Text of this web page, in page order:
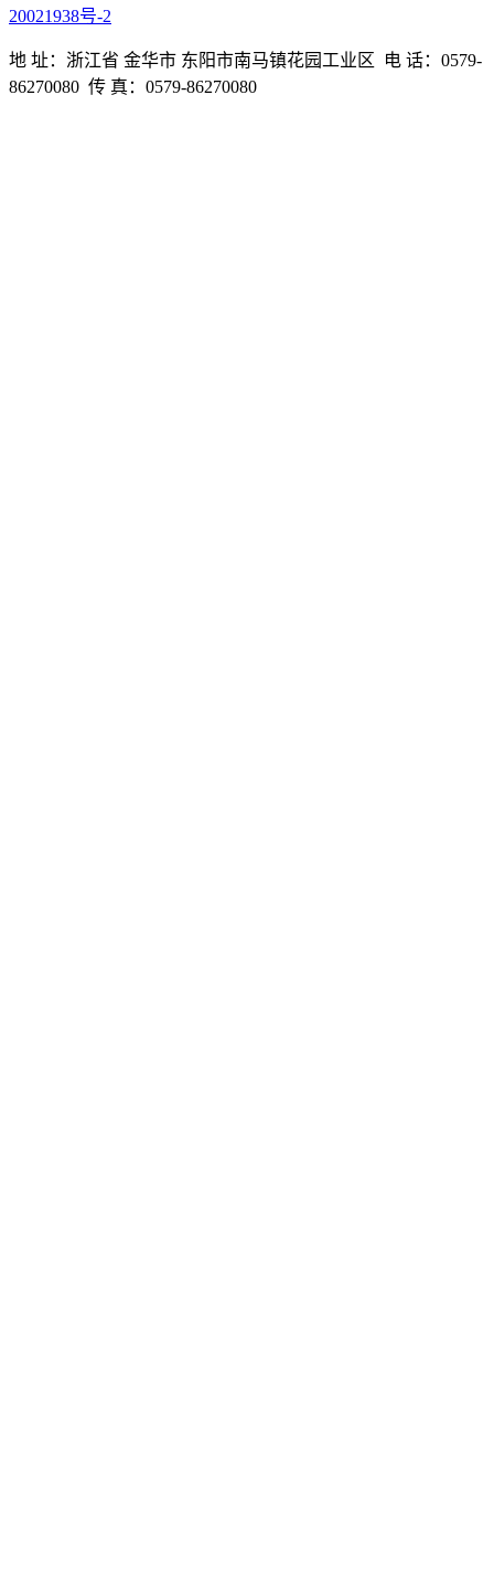
20021938号-2
地 址：浙江省 金华市 东阳市南马镇花园工业区 电 话：0579-
86270080 传 真：0579-86270080